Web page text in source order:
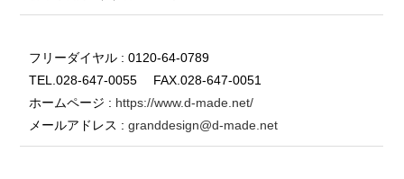
フリーダイヤル : 0120-64-0789
TEL.028-647-0055 FAX.028-647-0051
ホームページ : https://www.d-made.net/
メールアドレス :granddesign@d-made.net